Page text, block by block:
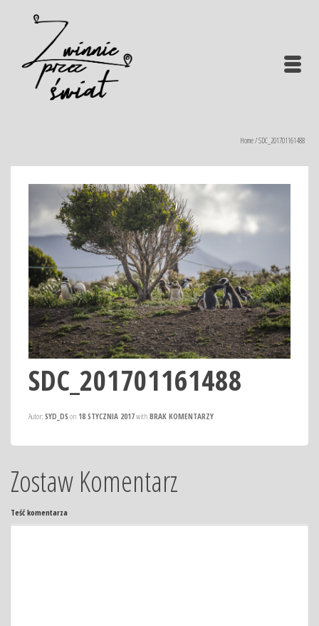
Home/SDC_201701161488
SDC_201701161488
Autor: SYD_DS on 18 STYCZNIA 2017with BRAK KOMENTARZY
Zostaw Komentarz
Teść komentarza